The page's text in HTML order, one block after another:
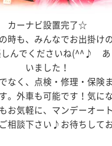
カーナビ設置完了☆
時も、みんなでお出掛け
しんでくださいね(^^♪ あ
いました！
なく、点検・修理・保険
。外車も可能です！気に
お気軽に、マンデーオー
相談下さい♪お待ちしてお